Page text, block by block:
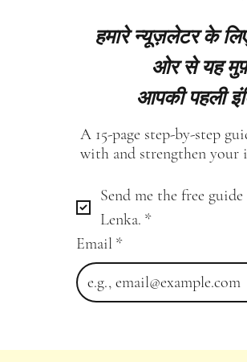
हमारे न्यूज़लेटर के
ओर से यह
आपकी पहली
A 15-page step-by-step
with and strengthen
Send me the free
Lenka. *
Email *